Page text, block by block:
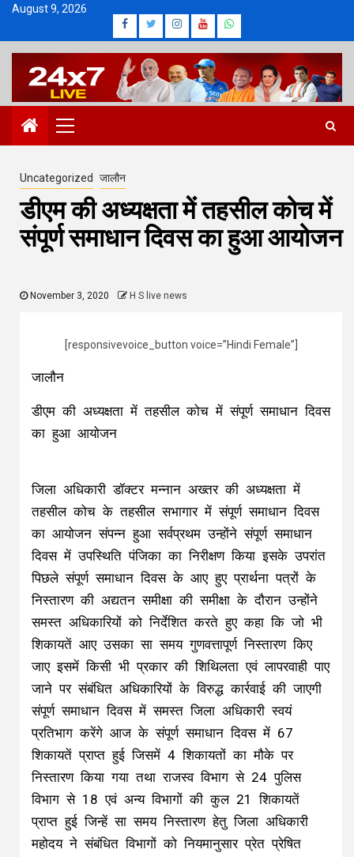
Skip
content
August 9, 2026
Facebook
Twitter
Instagram
Youtube
Whatsapp
Primary
Menu
Uncategorized जालौन
डीएम की अध्यक्षता में तहसील कोच में
संपूर्ण समाधान दिवस का हुआ आयोजन
November 3, 2020 H S live news
[responsivevoice_button voice=”Hindi Female”]
जालौन
डीएम की अध्यक्षता में तहसील कोच में संपूर्ण समाधान दिवस
का हुआ आयोजन
जिला अधिकारी डॉक्टर मन्नान अख्तर की अध्यक्षता में
तहसील कोच के तहसील सभागार में संपूर्ण समाधान दिवस
का आयोजन संपन्न हुआ सर्वप्रथम उन्होंने संपूर्ण समाधान
दिवस में उपस्थिति पंजिका का निरीक्षण किया इसके उपरांत
पिछले संपूर्ण समाधान दिवस के आए हुए प्रार्थना पत्रों के
निस्तारण की अद्यतन समीक्षा की समीक्षा के दौरान उन्होंने
समस्त अधिकारियों को निर्देशित करते हुए कहा कि जो भी
शिकायतें आए उसका सा समय गुणवत्तापूर्ण निस्तारण किए
जाए इसमें किसी भी प्रकार की शिथिलता एवं लापरवाही पाए
जाने पर संबंधित अधिकारियों के विरुद्ध कार्रवाई की जाएगी
संपूर्ण समाधान दिवस में समस्त जिला अधिकारी स्वयं
प्रतिभाग करेंगे आज के संपूर्ण समाधान दिवस में 67
शिकायतें प्राप्त हुई जिसमें 4 शिकायतों का मौके पर
निस्तारण किया गया तथा राजस्व विभाग से 24 पुलिस
विभाग से 18 एवं अन्य विभागों की कुल 21 शिकायतें
प्राप्त हुई जिन्हें सा समय निस्तारण हेतु जिला अधिकारी
महोदय ने संबंधित विभागों को नियमानुसार प्रेत प्रेषित